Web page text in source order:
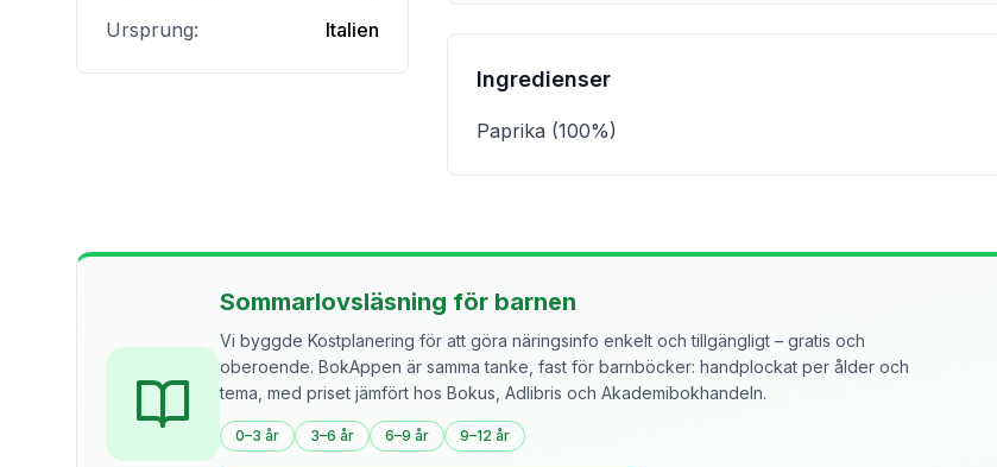
Ursprung:
Italien
Ingredienser
Paprika (100%)
Sommarlovsläsning för barnen
Vi byggde Kostplanering för att göra näringsinfo enkelt och tillgängligt – gratis och
oberoende. BokAppen är samma tanke, fast för barnböcker: handplockat per ålder och
tema, med priset jämfört hos Bokus, Adlibris och Akademibokhandeln.
0–3 år 3–6 år 6–9 år 9–12 år